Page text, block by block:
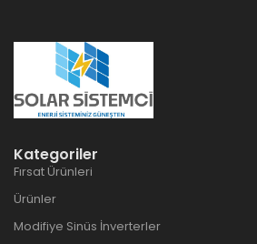
Kategoriler
Fırsat Ürünleri
Ürünler
Modifiye Sinüs İnverterler